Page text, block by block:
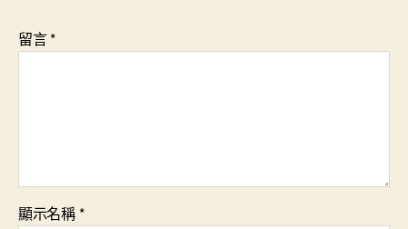
留言*
顯示名稱*